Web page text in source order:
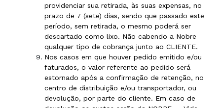
providenciar sua retirada, às suas expensas, no
prazo de 7 (sete) dias, sendo que passado este
período, sem retirada, o mesmo poderá ser
descartado como lixo. Não cabendo a Nobre
qualquer tipo de cobrança junto ao CLIENTE.
Nos casos em que houver pedido emitido e/ou
faturados, o valor referente ao pedido será
estornado após a confirmação de retenção, no
centro de distribuição e/ou transportador, ou
devolução, por parte do cliente. Em caso de